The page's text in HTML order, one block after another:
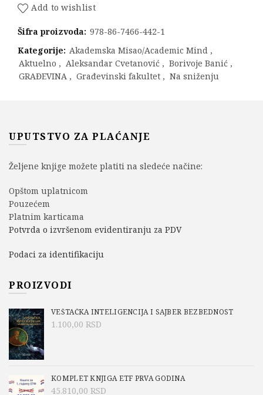
Add to wishlist
Šifra proizvoda: 978-86-7466-442-1
Kategorije: Akademska Misao/Academic Mind ,
Aktuelno , Aleksandar Cvetanović , Borivoje Banić ,
GRAĐEVINA , Građevinski fakultet , Na sniženju
UPUTSTVO ZA PLAĆANJE
Željene knjige možete platiti na sledeće načine:
Opštom uplatnicom
Pouzećem
Platnim karticama
Potvrda o izvršenom evidentiranju za PDV
Podaci za identifikaciju
PROIZVODI
VEŠTAČKA INTELIGENCIJA I SAJBER BEZBEDNOST
1.100,00 RSD
KOMPLET KNJIGA ETF PRVA GODINA
45.810,00 RSD